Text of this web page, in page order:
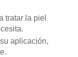
tratar la piel
aplicación,